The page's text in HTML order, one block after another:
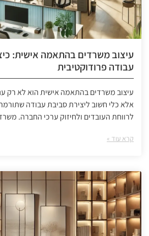
עיצוב משרדים בהתאמה אישית:
עבודה פרודוקטיבית
עיצוב משרדים בהתאמה אישית הוא לא רק
אלא כלי חשוב ליצירת סביבת עבודה
לרווחת העובדים ולחיזוק ערכי החברה.
קרא עוד »